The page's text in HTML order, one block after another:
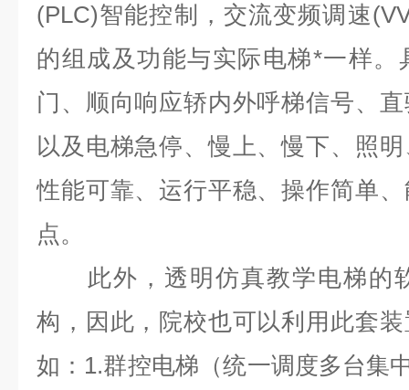
(PLC)智能控制，交流变频调速
的组成及功能与实际电梯*一样。
门、顺向响应轿内外呼梯信号、
以及电梯急停、慢上、慢下、照
性能可靠、运行平稳、操作简单
点。
此外，透明仿真教学电梯的
构，因此，院校也可以利用此套
如：1.群控电梯（统一调度多台集